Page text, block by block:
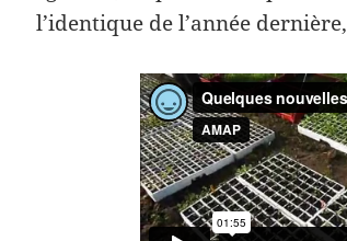
l’identique de l’année